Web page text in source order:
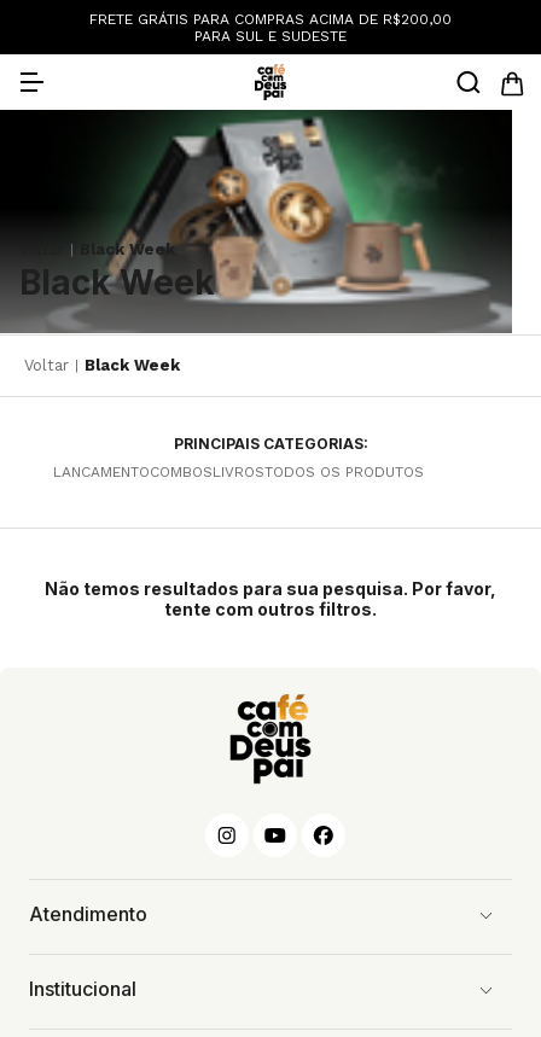
FRETE GRÁTIS PARA COMPRAS ACIMA DE R$200,00
PARA SUL E SUDESTE
Black Week
Black Week
Voltar Black Week
PRINCIPAIS CATEGORIAS:
LANCAMENTOCOMBOSLIVROSTODOS OS PRODUTOS
Não temos resultados para sua pesquisa. Por favor,
tente com outros filtros.
Atendimento
Institucional